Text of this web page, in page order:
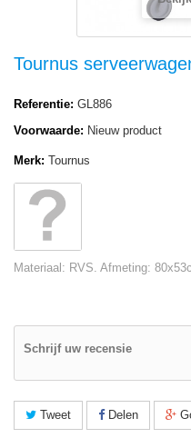
Tournus
Referentie: GL886
Voorwaarde: Nieuw product
Merk: Tournus
Materiaal: RVS. Afmeting:
Schrijf uw recensie
Tweet Delen